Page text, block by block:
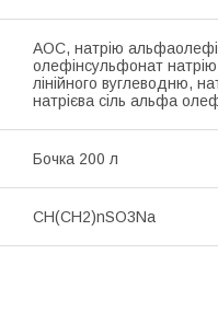
АОС, натрію
олефінсульфонат
лінійного вуглеводню,
натрієва сіль альфа
Бочка 200 л
CH(CH2)nSO3Na